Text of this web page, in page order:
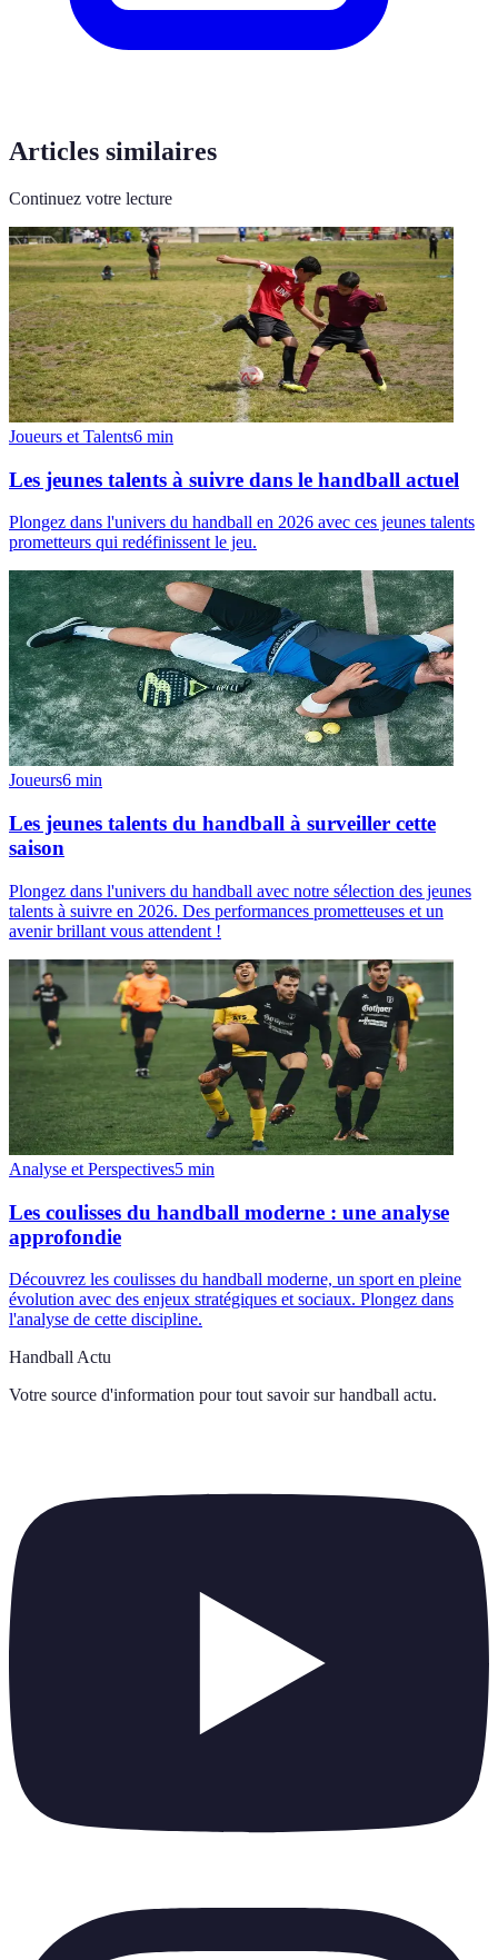
Articles similaires
Continuez votre lecture
Joueurs et Talents6 min
Les jeunes talents à suivre dans le handball actuel
Plongez dans l'univers du handball en 2026 avec ces jeunes talents
prometteurs qui redéfinissent le jeu.
Joueurs6 min
Les jeunes talents du handball à surveiller cette
saison
Plongez dans l'univers du handball avec notre sélection des jeunes
talents à suivre en 2026. Des performances prometteuses et un
avenir brillant vous attendent !
Analyse et Perspectives5 min
Les coulisses du handball moderne : une analyse
approfondie
Découvrez les coulisses du handball moderne, un sport en pleine
évolution avec des enjeux stratégiques et sociaux. Plongez dans
l'analyse de cette discipline.
Handball Actu
Votre source d'information pour tout savoir sur handball actu.